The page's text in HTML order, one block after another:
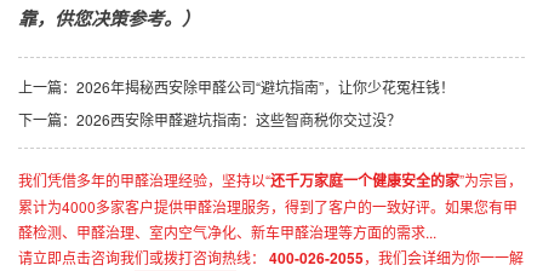
靠，供您决策参考。）
上一篇： 2026年揭秘西安除甲醛公司“避坑指南”，让你少花冤枉钱！
下一篇： 2026西安除甲醛避坑指南：这些智商税你交过没？
我们凭借多年的甲醛治理经验，坚持以“还千万家庭一个健康安全的家”为宗旨，
累计为4000多家客户提供甲醛治理服务，得到了客户的一致好评。如果您有甲
醛检测、甲醛治理、室内空气净化、新车甲醛治理等方面的需求...
请立即点击咨询我们或拨打咨询热线：
400-026-2055，我们会详细为你一一解